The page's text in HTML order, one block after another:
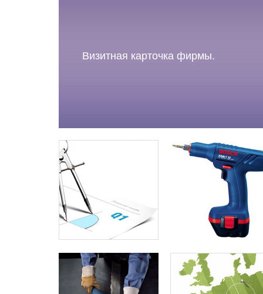
Визитная карточка фирмы.